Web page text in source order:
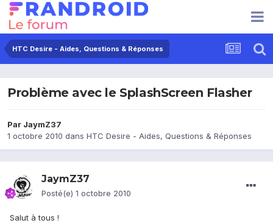
HTC Desire - Aides, Questions & Réponses
Problème avec le SplashScreen Flasher
Par JaymZ37
1 octobre 2010 dans HTC Desire - Aides, Questions & Réponses
JaymZ37
Posté(e) 1 octobre 2010
Salut à tous !